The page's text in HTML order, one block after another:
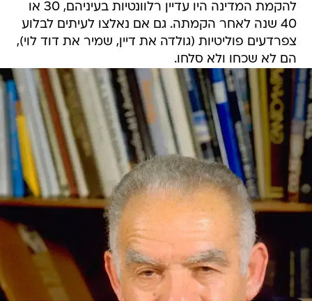
להקמת המדינה היו עדיין רלוונטיות בעיניהם, 30 או
40 שנה לאחר הקמתה. גם אם נאלצו לעיתים לבלוע
צפרדעים פוליטיות (גולדה את דיין, שמיר את דוד לוי),
הם לא שכחו ולא סלחו.